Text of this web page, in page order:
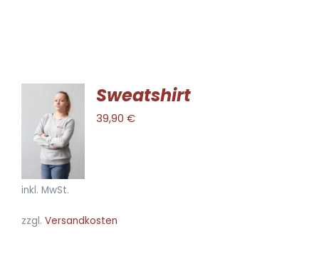
AUSFÜHRUNG
WÄHLEN
DIESES
PRODUKT
WEIST
MEHRERE
AUF.
/
DETAILS
Sweatshirt
39,90 €
inkl. MwSt.
zzgl. Versandkosten